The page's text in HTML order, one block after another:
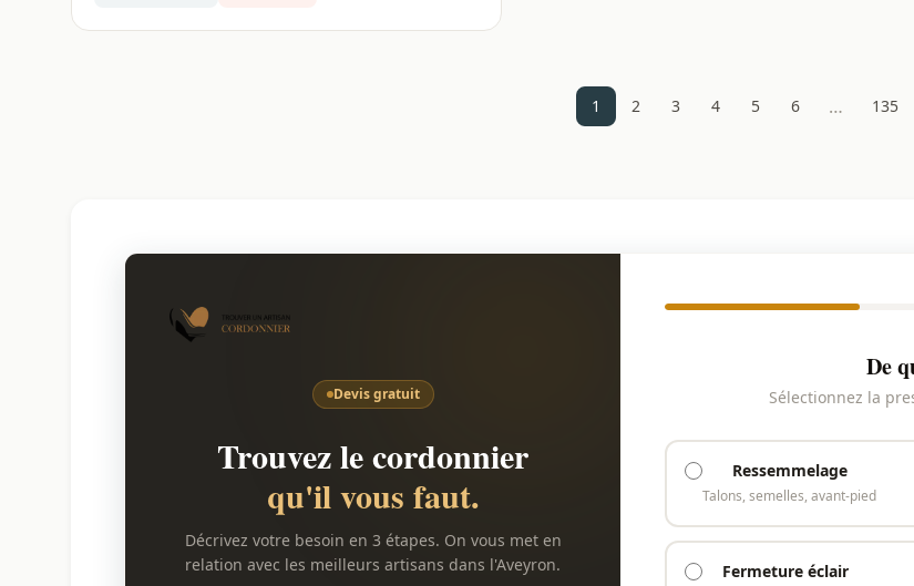
1 2 3 4 5 6 … 135
Devis gratuit
Trouvez le cordonnier
qu'il vous faut.
Décrivez votre besoin en 3 étapes. On vous met en
relation avec les meilleurs artisans dans l'Aveyron.
De
Sélectionnez la
Ressemmelage
Talons, semelles, avant-pied
Fermeture éclair